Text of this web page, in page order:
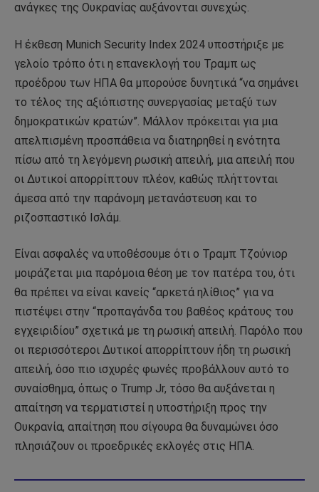
ανάγκες της Ουκρανίας αυξάνονται συνεχώς.
Η έκθεση Munich Security Index 2024 υποστήριξε με
γελοίο τρόπο ότι η επανεκλογή του Τραμπ ως
προέδρου των ΗΠΑ θα μπορούσε δυνητικά “να σημάνει
το τέλος της αξιόπιστης συνεργασίας μεταξύ των
δημοκρατικών κρατών”. Μάλλον πρόκειται για μια
απελπισμένη προσπάθεια να διατηρηθεί η ενότητα
πίσω από τη λεγόμενη ρωσική απειλή, μια απειλή που
οι Δυτικοί απορρίπτουν πλέον, καθώς πλήττονται
άμεσα από την παράνομη μετανάστευση και το
ριζοσπαστικό Ισλάμ.
Είναι ασφαλές να υποθέσουμε ότι ο Τραμπ Τζούνιορ
μοιράζεται μια παρόμοια θέση με τον πατέρα του, ότι
θα πρέπει να είναι κανείς “αρκετά ηλίθιος” για να
πιστέψει στην “προπαγάνδα του βαθέος κράτους του
εγχειριδίου” σχετικά με τη ρωσική απειλή. Παρόλο που
οι περισσότεροι Δυτικοί απορρίπτουν ήδη τη ρωσική
απειλή, όσο πιο ισχυρές φωνές προβάλλουν αυτό το
συναίσθημα, όπως ο Trump Jr, τόσο θα αυξάνεται η
απαίτηση να τερματιστεί η υποστήριξη προς την
Ουκρανία, απαίτηση που σίγουρα θα δυναμώνει όσο
πλησιάζουν οι προεδρικές εκλογές στις ΗΠΑ.